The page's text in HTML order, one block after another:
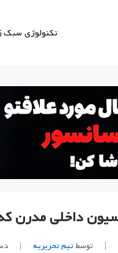
تکنولوژی سبک
داخلی مدرن که
| توسطتیم تحریریه |